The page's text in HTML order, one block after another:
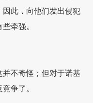
此，向他们发出侵犯
牵强。
不奇怪；但对于诺基
争了。